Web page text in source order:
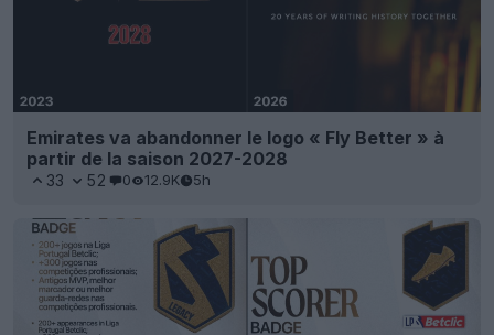
Emirates va abandonner le logo « Fly Better » à
partir de la saison 2027-2028
33 52 0 12.9K 5h